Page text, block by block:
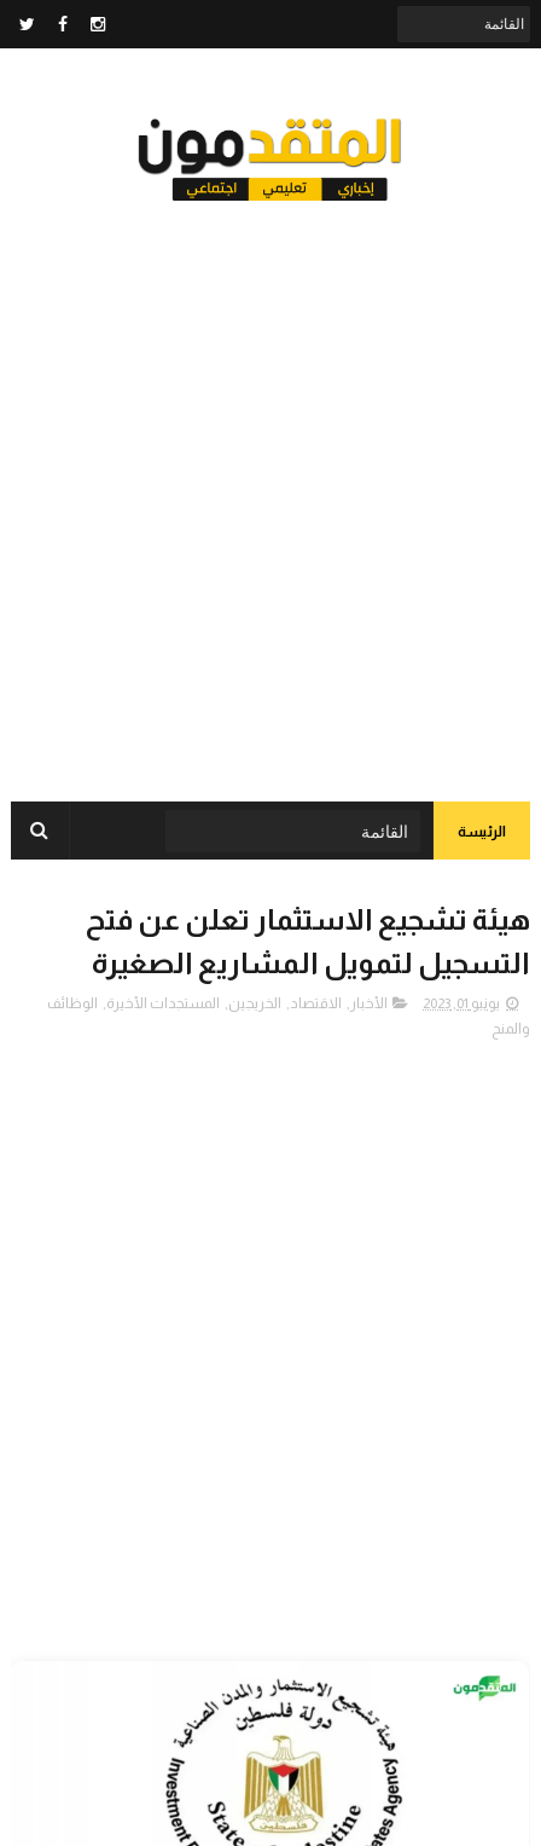
الرئيسة
هيئة تشجيع الاستثمار تعلن عن فتح
التسجيل لتمويل المشاريع الصغيرة
يونيو 01, 2023 الأخبار , الاقتصاد, الخريجين, المستجدات الأخيرة,
الوظائف
والمنح